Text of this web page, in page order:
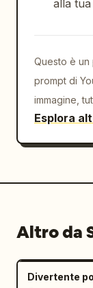
alla
Questo è un
prompt di
immagine,
Esplora
Altro da